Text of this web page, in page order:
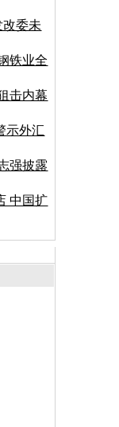
改委未
铁业全
击内幕
示外汇
强披露
中国扩